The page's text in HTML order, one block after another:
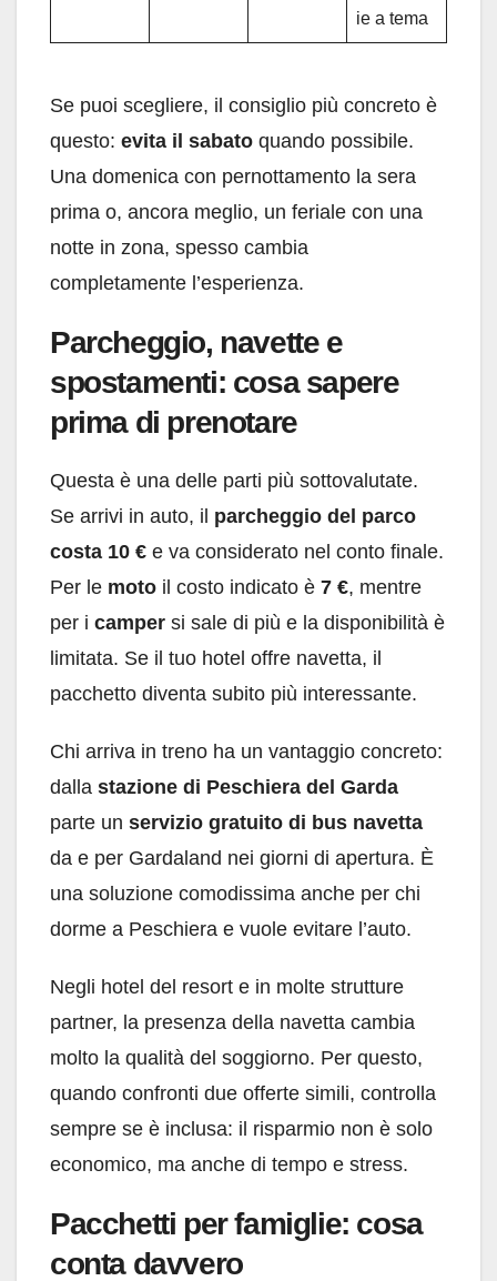
ie a tema
Se puoi scegliere, il consiglio più concreto è
questo: evita il sabato quando possibile.
Una domenica con pernottamento la sera
prima o, ancora meglio, un feriale con una
notte in zona, spesso cambia
completamente l’esperienza.
Parcheggio, navette e
spostamenti: cosa sapere
prima di prenotare
Questa è una delle parti più sottovalutate.
Se arrivi in auto, il parcheggio del parco
costa 10 € e va considerato nel conto finale.
Per le moto il costo indicato è 7 €, mentre
per i camper si sale di più e la disponibilità è
limitata. Se il tuo hotel offre navetta, il
pacchetto diventa subito più interessante.
Chi arriva in treno ha un vantaggio concreto:
dalla stazione di Peschiera del Garda
parte un servizio gratuito di bus navetta
da e per Gardaland nei giorni di apertura. È
una soluzione comodissima anche per chi
dorme a Peschiera e vuole evitare l’auto.
Negli hotel del resort e in molte strutture
partner, la presenza della navetta cambia
molto la qualità del soggiorno. Per questo,
quando confronti due offerte simili, controlla
sempre se è inclusa: il risparmio non è solo
economico, ma anche di tempo e stress.
Pacchetti per famiglie: cosa
conta davvero